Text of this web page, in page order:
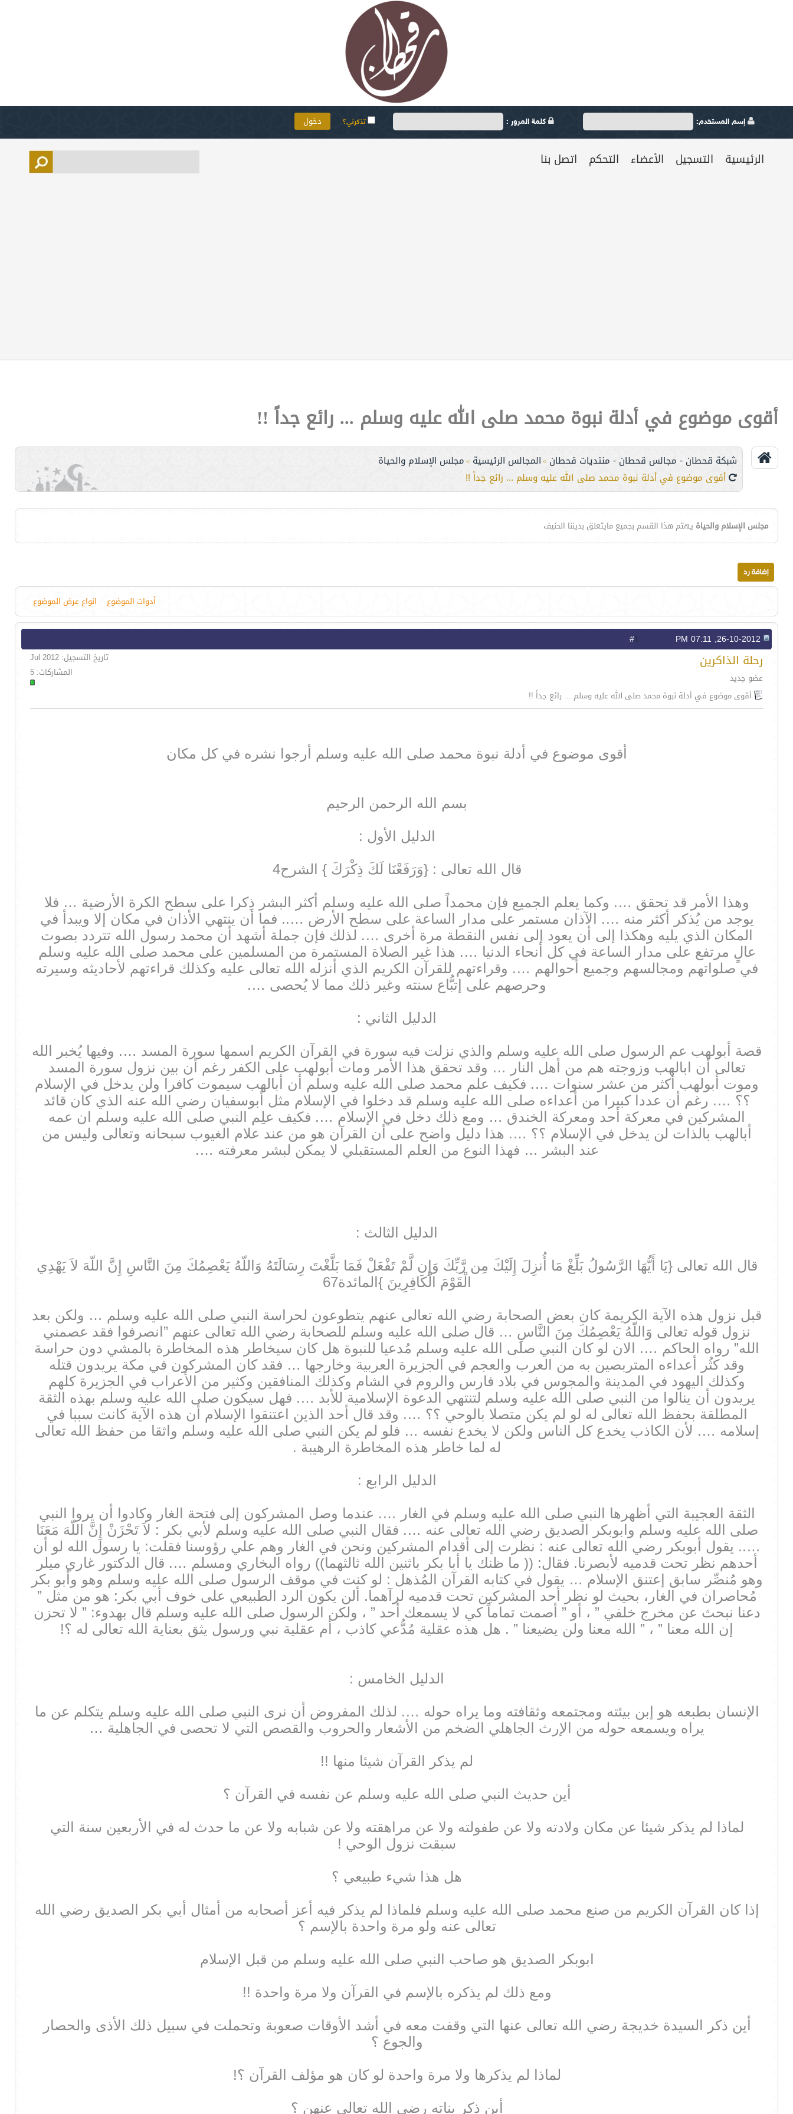
إسم المستخدم: كلمة المرور : تذكرني؟
الرئيسية التسجيل الأعضاء التحكم اتصل بنا
أقوى موضوع في أدلة نبوة محمد صلى الله عليه وسلم ... رائع جداً !!
شبكة قحطان - مجالس قحطان - منتديات قحطان > المجالس الرئيسية > مجلس الإسلام والحياة
أقوى موضوع في أدلة نبوة محمد صلى الله عليه وسلم ... رائع جداً !!
مجلس الإسلام والحياة يهتم هذا القسم بجميع مايتعلق بديننا الحنيف
أدوات الموضوع انواع عرض الموضوع
1
رحلة الذاكرين
عضو جديد
تاريخ التسجيل: Jul 2012
المشاركات: 5
أقوى موضوع في أدلة نبوة محمد صلى الله عليه وسلم ... رائع جداً !!
أقوى موضوع في أدلة نبوة محمد صلى الله عليه وسلم أرجوا نشره في كل مكان
بسم الله الرحمن الرحيم
الدليل الأول :
قال الله تعالى : {وَرَفَعْنَا لَكَ ذِكْرَكَ } الشرح4
وهذا الأمر قد تحقق …. وكما يعلم الجميع فإن محمداً صلى الله عليه وسلم أكثر البشر ذِكرا على سطح الكرة الأرضية … فلا
يوجد من يُذكر أكثر منه …. الآذان مستمر على مدار الساعة على سطح الأرض ….. فما أن ينتهي الأذان في مكان إلا ويبدأ في
المكان الذي يليه وهكذا إلى أن يعود إلى نفس النقطة مرة أخرى …. لذلك فإن جملة أشهد أن محمد رسول الله تتردد بصوت
عالٍ مرتفع على مدار الساعة في كل أنحاء الدنيا …. هذا غير الصلاة المستمرة من المسلمين على محمد صلى الله عليه وسلم
في صلواتهم ومجالسهم وجميع أحوالهم …. وقراءتهم للقرآن الكريم الذي أنزله الله تعالى عليه وكذلك قراءتهم لأحاديثه وسيرته
وحرصهم على إتبُّاع سنته وغير ذلك مما لا يُحصى ….
الدليل الثاني :
قصة أبولهب عم الرسول صلى الله عليه وسلم والذي نزلت فيه سورة في القرآن الكريم اسمها سورة المسد …. وفيها يُخبر الله
تعالى أن ابالهب وزوجته هم من أهل النار … وقد تحقق هذا الأمر ومات أبولهب على الكفر رغم أن بين نزول سورة المسد
وموت أبولهب أكثر من عشر سنوات …. فكيف علم محمد صلى الله عليه وسلم أن أبالهب سيموت كافرا ولن يدخل في الإسلام
؟؟ …. رغم أن عددا كبيرا من أعداءه صلى الله عليه وسلم قد دخلوا في الإسلام مثل أبوسفيان رضي الله عنه الذي كان قائد
المشركين في معركة أحد ومعركة الخندق … ومع ذلك دخل في الإسلام …. فكيف علِم النبي صلى الله عليه وسلم ان عمه
أبالهب بالذات لن يدخل في الإسلام ؟؟ …. هذا دليل واضح على أن القرآن هو من عند علام الغيوب سبحانه وتعالى وليس من
عند البشر … فهذا النوع من العلم المستقبلي لا يمكن لبشر معرفته ….
الدليل الثالث :
قال الله تعالى {يَا أَيُّهَا الرَّسُولُ بَلِّغْ مَا أُنزِلَ إِلَيْكَ مِن رَّبِّكَ وَإِن لَّمْ تَفْعَلْ فَمَا بَلَّغْتَ رِسَالَتَهُ وَاللّهُ يَعْصِمُكَ مِنَ النَّاسِ إِنَّ اللّهَ لاَ يَهْدِي
الْقَوْمَ الْكَافِرِينَ }المائدة67
قبل نزول هذه الآية الكريمة كان بعض الصحابة رضي الله تعالى عنهم يتطوعون لحراسة النبي صلى الله عليه وسلم … ولكن بعد
نزول قوله تعالى وَاللّهُ يَعْصِمُكَ مِنَ النَّاسِ … قال صلى الله عليه وسلم للصحابة رضي الله تعالى عنهم ”انصرفوا فقد عصمني
الله” رواه الحاكم …. الان لو كان النبي صلى الله عليه وسلم مُدعيا للنبوة هل كان سيخاطر هذه المخاطرة بالمشي دون حراسة
وقد كثُر أعداءه المتربصين به من العرب والعجم في الجزيرة العربية وخارجها … فقد كان المشركون في مكة يريدون قتله
وكذلك اليهود في المدينة والمجوس في بلاد فارس والروم في الشام وكذلك المنافقين وكثير من الأعراب في الجزيرة كلهم
يريدون أن ينالوا من النبي صلى الله عليه وسلم لتنتهي الدعوة الإسلامية للأبد …. فهل سيكون صلى الله عليه وسلم بهذه الثقة
المطلقة بحفظ الله تعالى له لو لم يكن متصلا بالوحي ؟؟ …. وقد قال أحد الذين اعتنقوا الإسلام أن هذه الآية كانت سببا في
إسلامه …. لأن الكاذب يخدع كل الناس ولكن لا يخدع نفسه … فلو لم يكن النبي صلى الله عليه وسلم واثقا من حفظ الله تعالى
له لما خاطر هذه المخاطرة الرهيبة .
الدليل الرابع :
الثقة العجيبة التي أظهرها النبي صلى الله عليه وسلم في الغار …. عندما وصل المشركون إلى فتحة الغار وكادوا أن يروا النبي
صلى الله عليه وسلم وابوبكر الصديق رضي الله تعالى عنه …. فقال النبي صلى الله عليه وسلم لأبي بكر : لاَ تَحْزَنْ إِنَّ اللّهَ مَعَنَا
….. يقول أبوبكر رضي الله تعالى عنه : نظرت إلى أقدام المشركين ونحن في الغار وهم علي رؤوسنا فقلت: يا رسول الله لو أن
أحدهم نظر تحت قدميه لأبصرنا. فقال: (( ما ظنك يا أبا بكر باثنين الله ثالثهما)) رواه البخاري ومسلم …. قال الدكتور غاري ميلر
وهو مُنصِّر سابق إعتنق الإسلام … يقول في كتابه القرآن المُذهل : لو كنت في موقف الرسول صلى الله عليه وسلم وهو وأبو بكر
مُحاصران في الغار، بحيث لو نظر أحد المشركين تحت قدميه لرآهما. ألن يكون الرد الطبيعي على خوف أبي بكر: هو من مثل ”
دعنا نبحث عن مخرج خلفي ” ، أو ” أصمت تماماً كي لا يسمعك أحد ” ، ولكن الرسول صلى الله عليه وسلم قال بهدوء: ” لا تحزن
إن الله معنا ” ، ” الله معنا ولن يضيعنا ” . هل هذه عقلية مُدُّعي كاذب ، أم عقلية نبي ورسول يثق بعناية الله تعالى له ؟!
الدليل الخامس :
الإنسان بطبعه هو إبن بيئته ومجتمعه وثقافته وما يراه حوله …. لذلك المفروض أن نرى النبي صلى الله عليه وسلم يتكلم عن ما
يراه ويسمعه حوله من الإرث الجاهلي الضخم من الأشعار والحروب والقصص التي لا تحصى في الجاهلية …
لم يذكر القرآن شيئا منها !!
أين حديث النبي صلى الله عليه وسلم عن نفسه في القرآن ؟
لماذا لم يذكر شيئا عن مكان ولادته ولا عن طفولته ولا عن مراهقته ولا عن شبابه ولا عن ما حدث له في الأربعين سنة التي
سبقت نزول الوحي !
هل هذا شيء طبيعي ؟
إذا كان القرآن الكريم من صنع محمد صلى الله عليه وسلم فلماذا لم يذكر فيه أعز أصحابه من أمثال أبي بكر الصديق رضي الله
تعالى عنه ولو مرة واحدة بالإسم ؟
ابوبكر الصديق هو صاحب النبي صلى الله عليه وسلم من قبل الإسلام
ومع ذلك لم يذكره بالإسم في القرآن ولا مرة واحدة !!
أين ذكر السيدة خديجة رضي الله تعالى عنها التي وقفت معه في أشد الأوقات صعوبة وتحملت في سبيل ذلك الأذى والحصار
والجوع ؟
لماذا لم يذكرها ولا مرة واحدة لو كان هو مؤلف القرآن ؟!
أين ذكر بناته رضي الله تعالى عنهن ؟